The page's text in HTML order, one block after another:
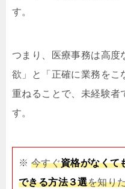
す。
つまり、医療事務は高度
欲」と「正確に業務をこ
重ねることで、未経験者
す。
※ 今すぐ資格がなくて
できる方法３選を知り